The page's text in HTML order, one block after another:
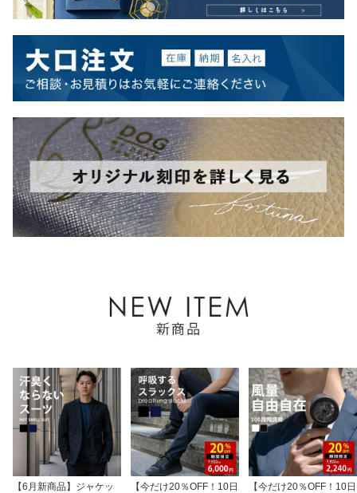
【6月新商品】ジャケッ
【今だけ20％OFF！10日
【今だけ20％OFF！10日